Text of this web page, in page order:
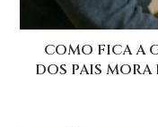
COMO FICA A
DOS PAIS